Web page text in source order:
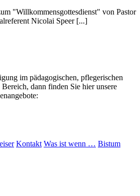
"Willkommensgottesdienst" von Pastor
Nicolai Speer [...]
im pädagogischen, pflegerischen
dann finden Sie hier unsere
Kontakt Was ist wenn … Bistum